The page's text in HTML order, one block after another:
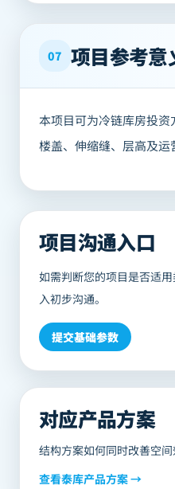
07 项目参考意
本项目可为冷链库房投资
楼盖、伸缩缝、层高及运
项目沟通入口
如需判断您的项目是否适
入初步沟通。
提交基础参数
对应产品方案
结构方案如何同时改善空
查看泰库产品方案 →